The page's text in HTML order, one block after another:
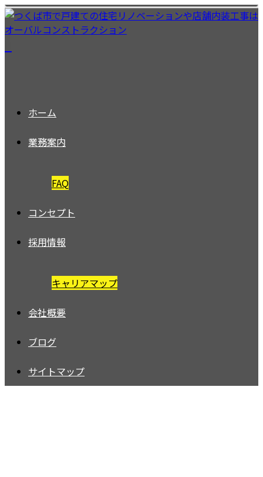
ホーム
業務案内
FAQ
コンセプト
採用情報
キャリアマップ
会社概要
ブログ
サイトマップ